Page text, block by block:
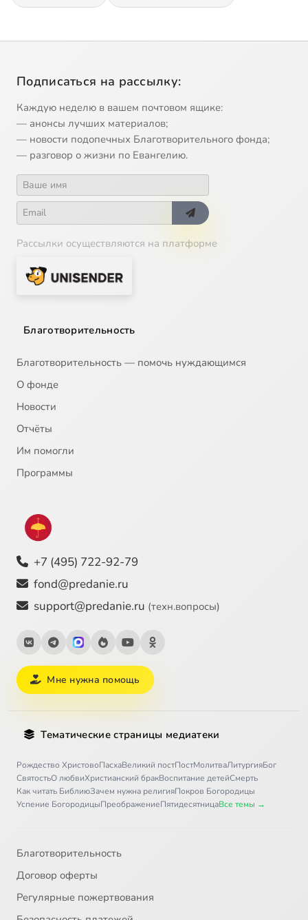
Подписаться на рассылку:
Каждую неделю в вашем почтовом ящике:
— анонсы лучших материалов;
— новости подопечных Благотворительного фонда;
— разговор о жизни по Евангелию.
Рассылки осуществляются на платформе
Благотворительность
Благотворительность — помочь нуждающимся
О фонде
Новости
Отчёты
Им помогли
Программы
+7 (495) 722-92-79
fond@predanie.ru
support@predanie.ru (техн.вопросы)
Мне нужна помощь
Тематические страницы медиатеки
Рождество ХристовоПасхаВеликий постПостМолитваЛитургияБог
СвятостьО любвиХристианский бракВоспитание детейСмерть
Как читать БиблиюЗачем нужна религияПокров Богородицы
Успение БогородицыПреображениеПятидесятницаВсе темы →
Благотворительность
Договор оферты
Регулярные пожертвования